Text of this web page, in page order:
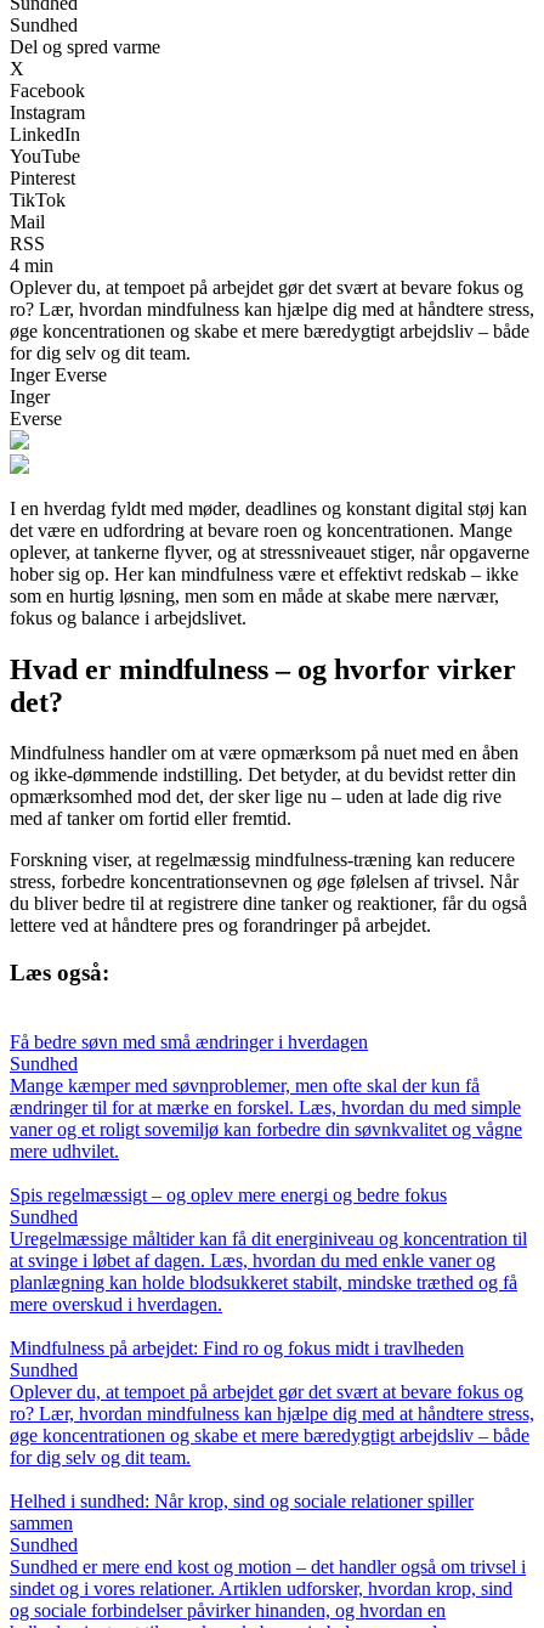
Sundhed
Del og spred varme
X
Facebook
Instagram
LinkedIn
YouTube
Pinterest
TikTok
Mail
RSS
4 min
Oplever du, at tempoet på arbejdet gør det svært at bevare fokus og
ro? Lær, hvordan mindfulness kan hjælpe dig med at håndtere stress,
øge koncentrationen og skabe et mere bæredygtigt arbejdsliv – både
for dig selv og dit team.
Inger Everse
Inger
Everse
I en hverdag fyldt med møder, deadlines og konstant digital støj kan
det være en udfordring at bevare roen og koncentrationen. Mange
oplever, at tankerne flyver, og at stressniveauet stiger, når opgaverne
hober sig op. Her kan mindfulness være et effektivt redskab – ikke
som en hurtig løsning, men som en måde at skabe mere nærvær,
fokus og balance i arbejdslivet.
Hvad er mindfulness – og hvorfor virker
det?
Mindfulness handler om at være opmærksom på nuet med en åben
og ikke-dømmende indstilling. Det betyder, at du bevidst retter din
opmærksomhed mod det, der sker lige nu – uden at lade dig rive
med af tanker om fortid eller fremtid.
Forskning viser, at regelmæssig mindfulness-træning kan reducere
stress, forbedre koncentrationsevnen og øge følelsen af trivsel. Når
du bliver bedre til at registrere dine tanker og reaktioner, får du også
lettere ved at håndtere pres og forandringer på arbejdet.
Læs også:
Få bedre søvn med små ændringer i hverdagen
Sundhed
Mange kæmper med søvnproblemer, men ofte skal der kun få
ændringer til for at mærke en forskel. Læs, hvordan du med simple
vaner og et roligt sovemiljø kan forbedre din søvnkvalitet og vågne
mere udhvilet.
Spis regelmæssigt – og oplev mere energi og bedre fokus
Sundhed
Uregelmæssige måltider kan få dit energiniveau og koncentration til
at svinge i løbet af dagen. Læs, hvordan du med enkle vaner og
planlægning kan holde blodsukkeret stabilt, mindske træthed og få
mere overskud i hverdagen.
Mindfulness på arbejdet: Find ro og fokus midt i travlheden
Sundhed
Oplever du, at tempoet på arbejdet gør det svært at bevare fokus og
ro? Lær, hvordan mindfulness kan hjælpe dig med at håndtere stress,
øge koncentrationen og skabe et mere bæredygtigt arbejdsliv – både
for dig selv og dit team.
Helhed i sundhed: Når krop, sind og sociale relationer spiller
sammen
Sundhed
Sundhed er mere end kost og motion – det handler også om trivsel i
sindet og i vores relationer. Artiklen udforsker, hvordan krop, sind
og sociale forbindelser påvirker hinanden, og hvordan en